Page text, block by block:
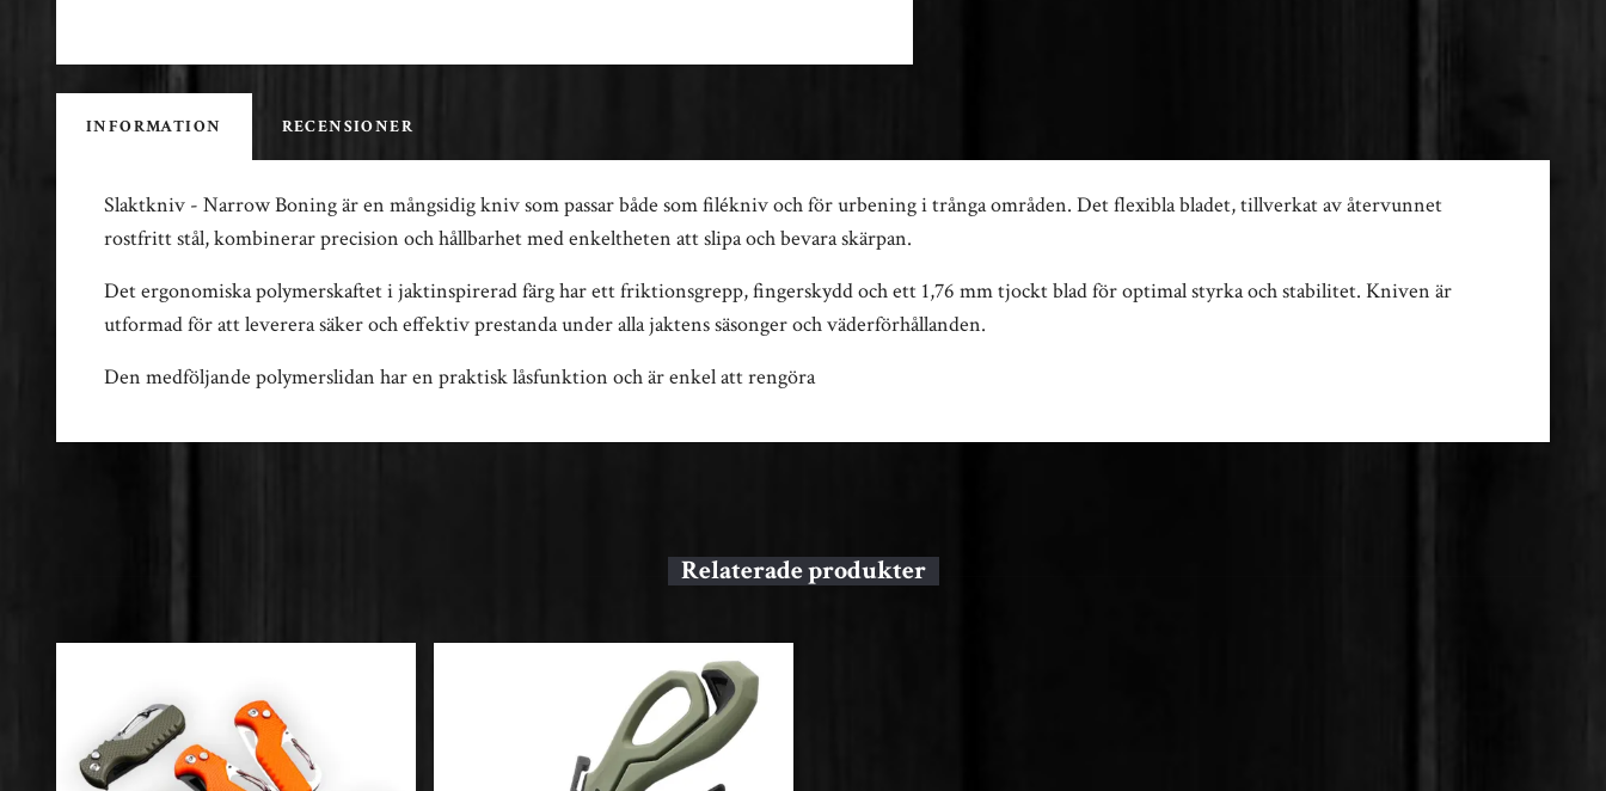
INFORMATION RECENSIONER
Slaktkniv - Narrow Boning är en mångsidig kniv som passar både som filékniv och för urbening i trånga områden. Det flexibla bladet, tillverkat av återvunnet
rostfritt stål, kombinerar precision och hållbarhet med enkeltheten att slipa och bevara skärpan.
Det ergonomiska polymerskaftet i jaktinspirerad färg har ett friktionsgrepp, fingerskydd och ett 1,76 mm tjockt blad för optimal styrka och stabilitet. Kniven är
utformad för att leverera säker och effektiv prestanda under alla jaktens säsonger och väderförhållanden.
Den medföljande polymerslidan har en praktisk låsfunktion och är enkel att rengöra